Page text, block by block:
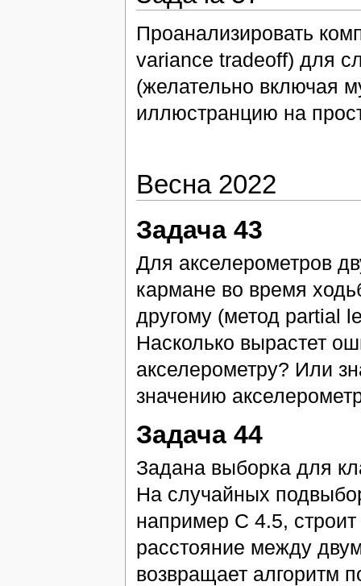
Проанализировать
variance tradeoff) для
(желательно включая
иллюстранцию на
Весна 2022
Задача 43
Для акселерометров
кармане во время
другому (метод partial
Насколько вырастет
акселерометру? Или
значению
Задача 44
Задана выборка для
На случайных
например С 4.5,
расстояние между
возвращает алгоритм